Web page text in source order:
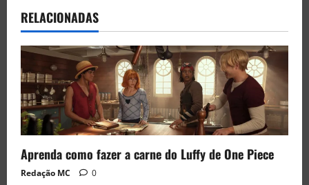
RELACIONADAS
Aprenda como fazer a carne do Luffy de One Piece
Redação MC 0